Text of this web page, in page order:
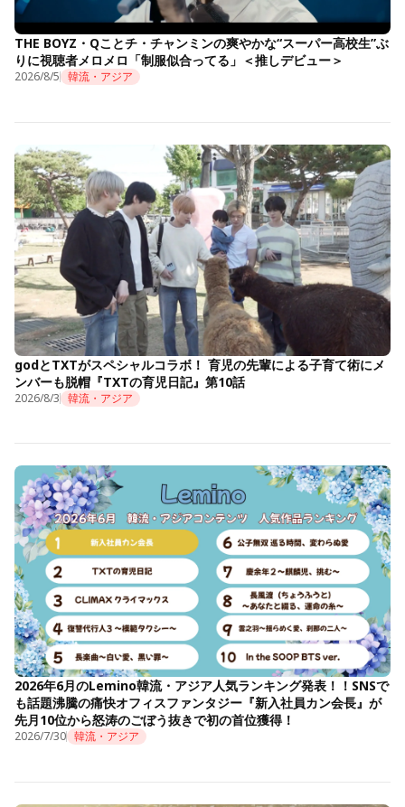
THE BOYZ・Qことチ・チャンミンの爽やかな“スーパー高校生”ぶ
りに視聴者メロメロ「制服似合ってる」＜推しデビュー＞
2026/8/5 韓流・アジア
godとTXTがスペシャルコラボ！ 育児の先輩による子育て術にメ
ンバーも脱帽『TXTの育児日記』第10話
2026/8/3 韓流・アジア
2026年6月のLemino韓流・アジア人気ランキング発表！！SNSで
も話題沸騰の痛快オフィスファンタジー『新入社員カン会長』が
先月10位から怒涛のごぼう抜きで初の首位獲得！
2026/7/30 韓流・アジア